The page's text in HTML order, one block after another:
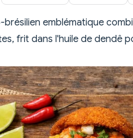
emblématique
frit dans l'huile de dendê